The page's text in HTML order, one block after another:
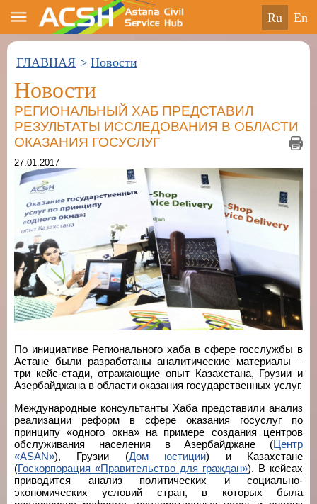
ru en
ГЛАВНАЯ > Новости
Новости
РЕГИОНАЛЬНЫЙ ХАБ ПРЕДСТАВИЛ
РЕЗУЛЬТАТЫ ИССЛЕДОВАНИЯ В ОБЛАСТИ
ОКАЗАНИЯ ГОСУСЛУГ
27.01.2017
По инициативе Регионального хаба в сфере госслужбы в
Астане были разработаны аналитические материалы –
три кейс-стади, отражающие опыт Казахстана, Грузии и
Азербайджана в области оказания государственных услуг.
Международные консультанты Хаба представили анализ
реализации реформ в сфере оказания госуслуг по
принципу «одного окна» на примере создания центров
обслуживания населения в Азербайджане (Центр
«ASAN»), Грузии (Дом юстиции) и Казахстане
(Госкорпорация «Правительство для граждан»). В кейсах
приводится анализ политических и социально-
экономических условий стран, в которых была